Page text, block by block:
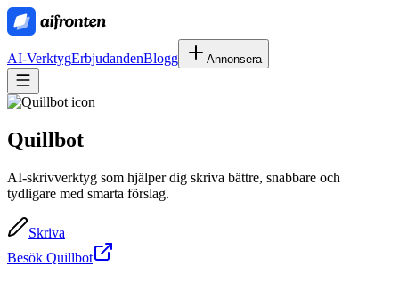
AI-VerktygErbjudandenBlogg Annonsera
Quillbot
AI-skrivverktyg som hjälper dig skriva bättre, snabbare och
tydligare med smarta förslag.
Skriva
Besök Quillbot